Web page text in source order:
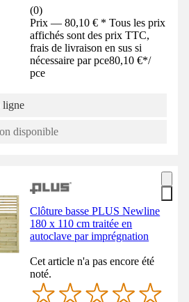
(0)
Prix — 80,10 € * Tous les prix
affichés sont des prix TTC,
frais de livraison en sus si
nécessaire par pce80,10 €*/
pce
ligne
disponible
Clôture basse PLUS Newline
180 x 110 cm traitée en
autoclave par imprégnation
Cet article n'a pas encore été
noté.